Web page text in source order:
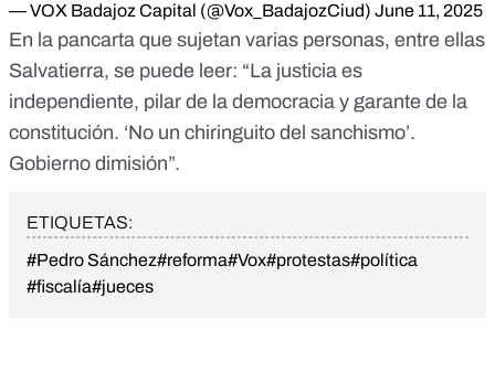
— VOX Badajoz Capital (@Vox_BadajozCiud) June 11, 2025
En la pancarta que sujetan varias personas, entre ellas
Salvatierra, se puede leer: “La justicia es
independiente, pilar de la democracia y garante de la
constitución. ‘No un chiringuito del sanchismo’.
Gobierno dimisión”.
ETIQUETAS:
#Pedro Sánchez#reforma#Vox#protestas#política
#fiscalía#jueces